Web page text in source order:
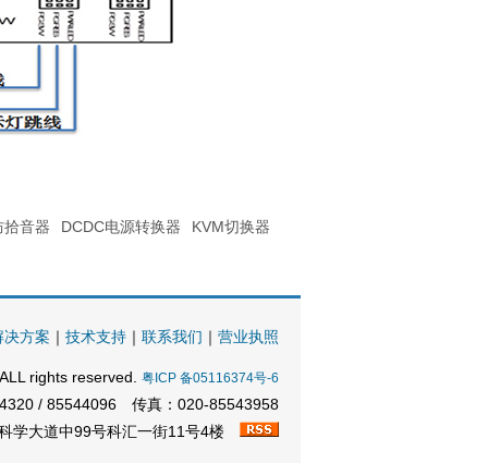
拾音器 DCDC电源转换器 KVM切换器
决方案 ｜ 技术支持 ｜ 联系我们 ｜ 营业执照
rights reserved. 粤ICP 备05116374号-6
/ 85544096 传真：020-85543958
学大道中99号科汇一街11号4楼